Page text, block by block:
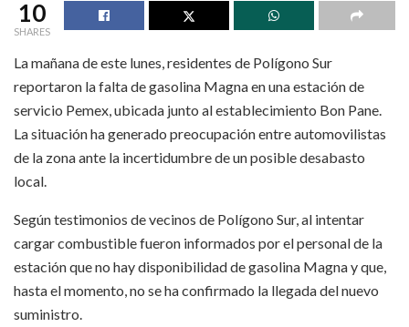
10
SHARES
La mañana de este lunes, residentes de Polígono Sur
reportaron la falta de gasolina Magna en una estación de
servicio Pemex, ubicada junto al establecimiento Bon Pane.
La situación ha generado preocupación entre automovilistas
de la zona ante la incertidumbre de un posible desabasto
local.
Según testimonios de vecinos de Polígono Sur, al intentar
cargar combustible fueron informados por el personal de la
estación que no hay disponibilidad de gasolina Magna y que,
hasta el momento, no se ha confirmado la llegada del nuevo
suministro.